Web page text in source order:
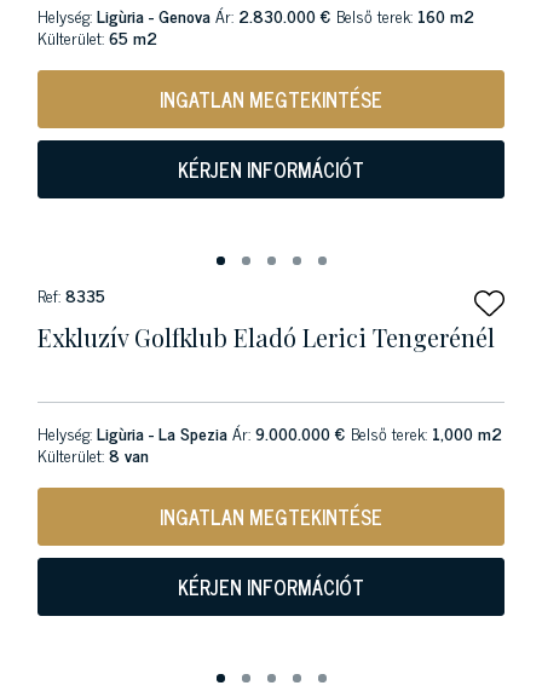
Helység:Ligùria - GenovaÁr: 2.830.000 € Belső terek: 160 m2
Külterület:65 m2
INGATLAN MEGTEKINTÉSE
KÉRJEN INFORMÁCIÓT
Ref:8335
Exkluzív Golfklub Eladó Lerici Tengerénél
Helység:Ligùria - La SpeziaÁr:9.000.000 € Belső terek: 1,000 m2
Külterület:8 van
INGATLAN MEGTEKINTÉSE
KÉRJEN INFORMÁCIÓT